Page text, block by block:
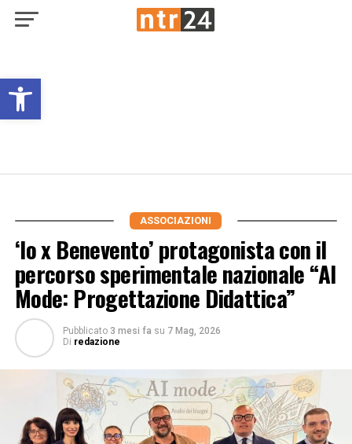
Open toolbar
ASSOCIAZIONI
‘Io x Benevento’ protagonista con il
percorso sperimentale nazionale “AI
Mode: Progettazione Didattica”
Pubblicato 3 mesi fa su 7 Mag, 2026
Di redazione